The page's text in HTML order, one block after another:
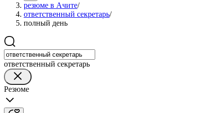
резюме в Ачите/
ответственный секретарь/
полный день
ответственный секретарь
Резюме